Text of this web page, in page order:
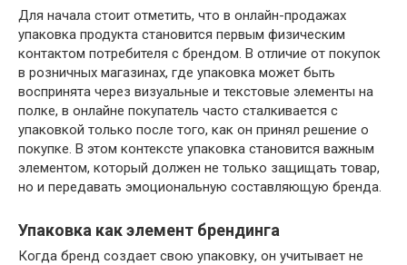
Для начала стоит отметить, что в онлайн-продажах
упаковка продукта становится первым физическим
контактом потребителя с брендом. В отличие от покупок
в розничных магазинах, где упаковка может быть
воспринята через визуальные и текстовые элементы на
полке, в онлайне покупатель часто сталкивается с
упаковкой только после того, как он принял решение о
покупке. В этом контексте упаковка становится важным
элементом, который должен не только защищать товар,
но и передавать эмоциональную составляющую бренда.
Упаковка как элемент брендинга
Когда бренд создает свою упаковку, он учитывает не